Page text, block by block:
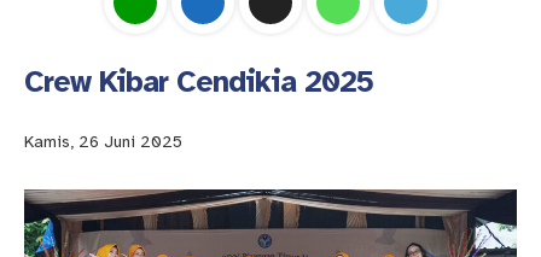
Download
Lapor
Crew Kibar Cendikia 2025
Kamis, 26 Juni 2025